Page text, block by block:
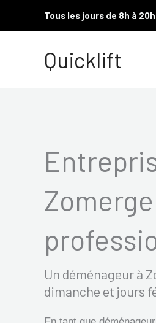
au
Tous les jours de 8h à
Quicklift
Un déménageur à
dimanche et jours